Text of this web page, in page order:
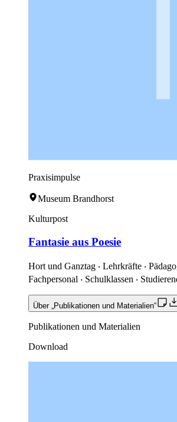
Praxisimpulse
Museum Brandhorst
Kulturpost
Fantasie aus Poesie
Hort und Ganztag ‧ Lehrkräfte ‧
Fachpersonal ‧ Schulklassen ‧
Über „Publikationen und Materialien“
Publikationen und Materialien
Download